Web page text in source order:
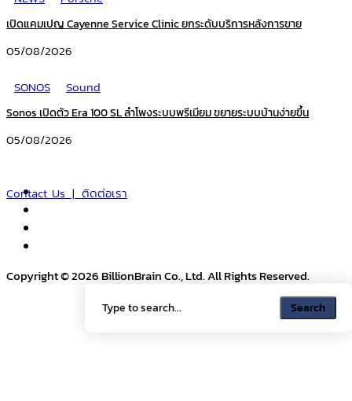
Search
Search
เปิดแคมเปญ Cayenne Service Clinic ยกระดับบริการหลังการขาย
05/08/2026
SONOS
Sound
Sonos เปิดตัว Era 100 SL ลำโพงระบบพรีเมียม ขยายระบบบ้านง่ายขึ้น
05/08/2026
Contact Us | ติดต่อเรา
Copyright © 2026 BillionBrain Co., Ltd. All Rights Reserved.